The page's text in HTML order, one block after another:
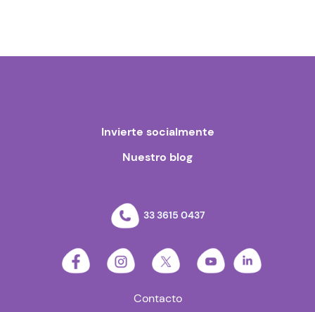
Invierte socialmente
Nuestro blog
33 3615 0437
Contacto